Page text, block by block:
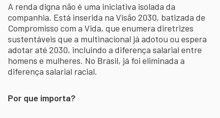
A renda digna não é uma iniciativa isolada da
companhia. Está inserida na Visão 2030, batizada de
Compromisso com a Vida, que enumera diretrizes
sustentáveis que a multinacional já adotou ou espera
adotar até 2030, incluindo a diferença salarial entre
homens e mulheres. No Brasil, já foi eliminada a
diferença salarial racial.
Por que importa?